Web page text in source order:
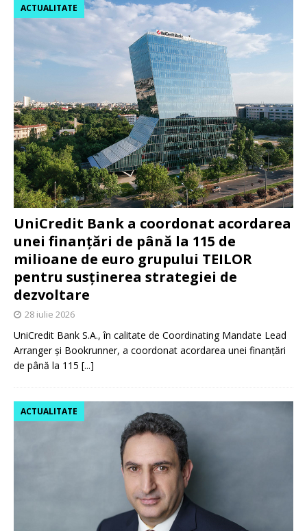
UniCredit Bank a coordonat acordarea
unei finanțări de până la 115 de
milioane de euro grupului TEILOR
pentru susținerea strategiei de
dezvoltare
ACTUALITATE
28 iulie 2026
UniCredit Bank S.A., în calitate de Coordinating Mandate Lead
Arranger și Bookrunner, a coordonat acordarea unei finanțări
de până la 115 [...]
ACTUALITATE